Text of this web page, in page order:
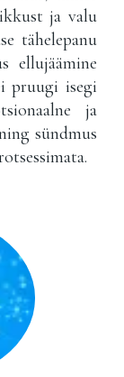
ja valu
tähelepanu
ellujäämine
pruugi isegi
ja
sündmus